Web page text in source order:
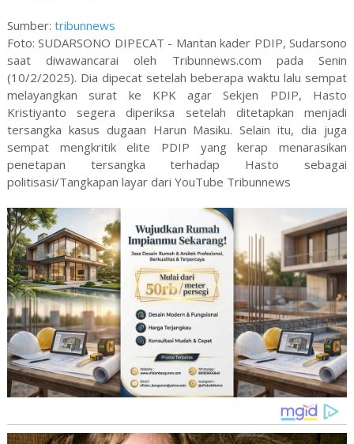
Sumber: tribunnews
Foto: SUDARSONO DIPECAT - Mantan kader PDIP, Sudarsono
saat diwawancarai oleh Tribunnews.com pada Senin
(10/2/2025). Dia dipecat setelah beberapa waktu lalu sempat
melayangkan surat ke KPK agar Sekjen PDIP, Hasto
Kristiyanto segera diperiksa setelah ditetapkan menjadi
tersangka kasus dugaan Harun Masiku. Selain itu, dia juga
sempat mengkritik elite PDIP yang kerap menarasikan
penetapan tersangka terhadap Hasto sebagai
politisasi/Tangkapan layar dari YouTube Tribunnews